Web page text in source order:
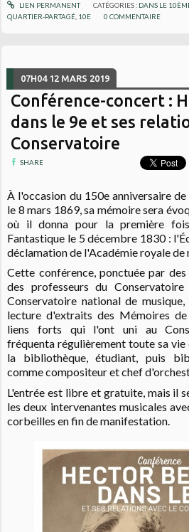
LIEN PERMANENT CATÉGORIES : DANS LE
QUARTIER-PARTAGÉ 10E 0 COMMENTAIRE
07H04 12 MARS 2019
Conférence-concert :
dans le 9e et ses
Conservatoire
SHARE
À l'occasion du 150e anniversaire
le 8 mars 1869, sa mémoire sera
où il donna pour la première
Fantastique le 5 décembre 1830 :
déclamation de l'Académie royale de
Cette conférence, ponctuée par
des professeurs du
Conservatoire national de
lecture d'extraits des Mémoires
liens forts qui l'ont uni au
fréquenta régulièrement toute sa
la bibliothèque, étudiant, puis
comme compositeur et chef
L'entrée est libre et gratuite, mais il
les deux intervenantes musicales
corbeilles en fin de manifestation.